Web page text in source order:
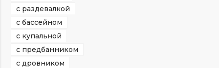
с раздевалкой
с бассейном
с купальной
с предбанником
с дровником